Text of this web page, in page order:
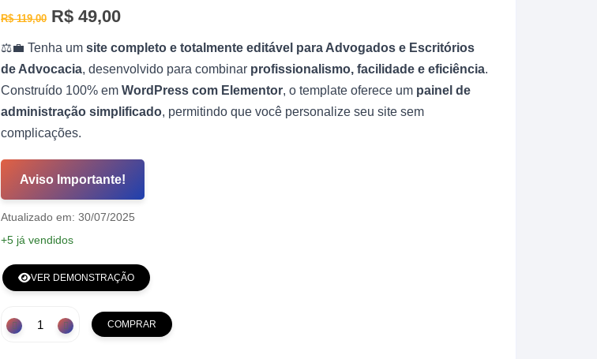
R$119,00 O
preço
era:
R$ 49,00O
é:
⚖️💼 Tenha um site completo e totalmente editável para Advogados e Escritórios
de Advocacia, desenvolvido para combinar profissionalismo, facilidade e eficiência.
Construído 100% em WordPress com Elementor, o template oferece um painel de
administração simplificado, permitindo que você personalize seu site sem
complicações.
Aviso Importante!
Atualizado em: 30/07/2025
+5 já vendidos
VER DEMONSTRAÇÃO
Site
COMPRAR